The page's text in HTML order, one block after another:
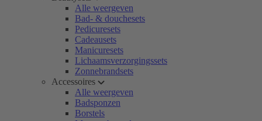
Alle weergeven
Bad- & douchesets
Pedicuresets
Cadeausets
Manicuresets
Lichaamsverzorgingssets
Zonnebrandsets
Accessoires
Alle weergeven
Badsponzen
Borstels